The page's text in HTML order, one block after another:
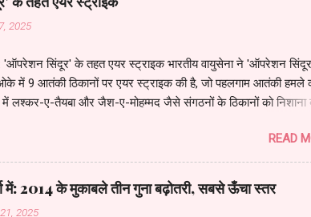
2025
'ऑपरेशन सिंदूर' के तहत एयर स्ट्राइक भारतीय वायुसेना ने 'ऑपरेशन
में 9 आतंकी ठिकानों पर एयर स्ट्राइक की है, जो पहलगाम आतंकी हमले
ए-तैयबा और जैश-ए-मोहम्मद जैसे संगठनों के ठिकानों को निशाना
है। प्रधानमंत्री नरेंद्र मोदी ने राष्ट्रीय सुरक्षा सलाहकार अजीत
के साथ बैठक की, और आज सुबह 11 बजे कैबिनेट कमेटी ऑन सिक्योरिटी
राष्ट्रपति डोनाल्ड ट्रंप ने कहा, "मुझे पता था कि भारत कुछ करेगा,"
समकक्ष को ऑपरेशन की जानकारी दी है। 🛡️ देशभर में मॉक ड्रिल और
READ
में: 2014 के मुकाबले तीन गुना बढ़ोतरी, सबसे ऊँचा स्तर
2025